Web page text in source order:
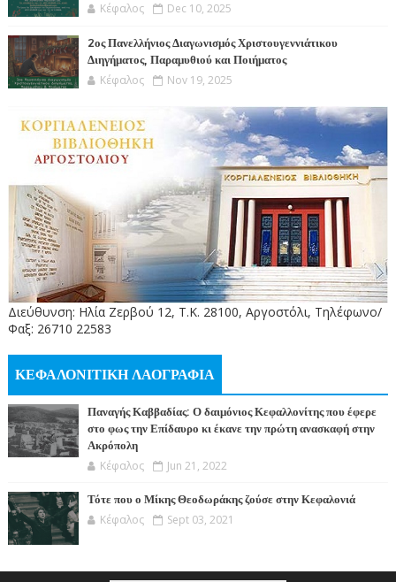
Κέφαλος Dec 10, 2025
2ος Πανελλήνιος Διαγωνισμός Χριστουγεννιάτικου
Διηγήματος, Παραμυθιού και Ποιήματος
Κέφαλος Nov 19, 2025
Διεύθυνση: Ηλία Ζερβού 12, Τ.Κ. 28100, Αργοστόλι, Τηλέφωνο/
Φαξ: 26710 22583
ΚΕΦΑΛΟΝΙΤΙΚΗ ΛΑΟΓΡΑΦΙΑ
Παναγής Καββαδίας: Ο δαιμόνιος Κεφαλλονίτης που έφερε
στο φως την Επίδαυρο κι έκανε την πρώτη ανασκαφή στην
Ακρόπολη
Κέφαλος Jun 21, 2022
Τότε που ο Μίκης Θεοδωράκης ζούσε στην Κεφαλονιά
Κέφαλος Sept 03, 2021